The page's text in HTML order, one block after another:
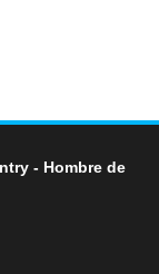
- Hombre de